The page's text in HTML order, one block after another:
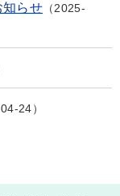
知らせ
2025-
24